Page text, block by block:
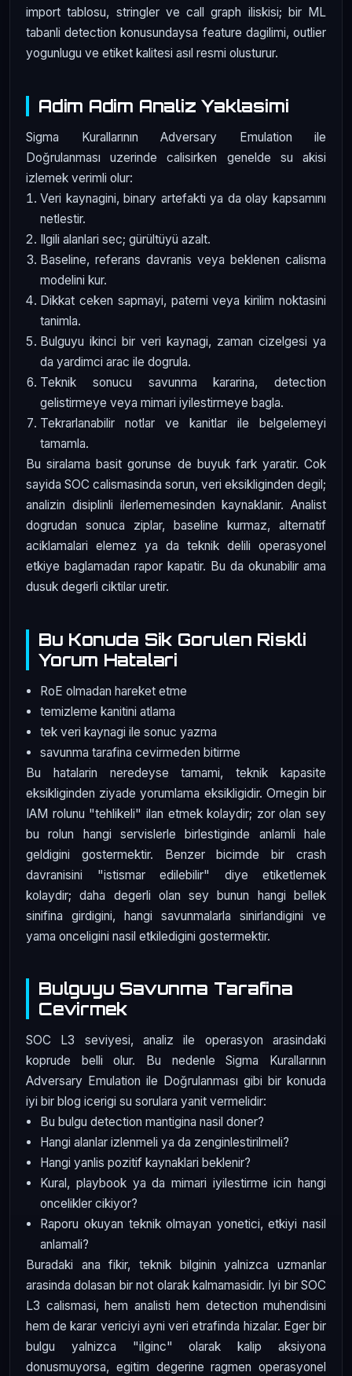
import tablosu, stringler ve call graph iliskisi; bir ML
tabanli detection konusundaysa feature dagilimi, outlier
yogunlugu ve etiket kalitesi asıl resmi olusturur.
Adim Adim Analiz Yaklasimi
Sigma Kurallarının Adversary Emulation ile
Doğrulanması uzerinde calisirken genelde su akisi
izlemek verimli olur:
Veri kaynagini, binary artefakti ya da olay kapsamını
netlestir.
Ilgili alanlari sec; gürültüyü azalt.
Baseline, referans davranis veya beklenen calisma
modelini kur.
Dikkat ceken sapmayi, paterni veya kirilim noktasini
tanimla.
Bulguyu ikinci bir veri kaynagi, zaman cizelgesi ya
da yardimci arac ile dogrula.
Teknik sonucu savunma kararina, detection
gelistirmeye veya mimari iyilestirmeye bagla.
Tekrarlanabilir notlar ve kanitlar ile belgelemeyi
tamamla.
Bu siralama basit gorunse de buyuk fark yaratir. Cok
sayida SOC calismasinda sorun, veri eksikliginden degil;
analizin disiplinli ilerlememesinden kaynaklanir. Analist
dogrudan sonuca ziplar, baseline kurmaz, alternatif
aciklamalari elemez ya da teknik delili operasyonel
etkiye baglamadan rapor kapatir. Bu da okunabilir ama
dusuk degerli ciktilar uretir.
Bu Konuda Sik Gorulen Riskli
Yorum Hatalari
RoE olmadan hareket etme
temizleme kanitini atlama
tek veri kaynagi ile sonuc yazma
savunma tarafina cevirmeden bitirme
Bu hatalarin neredeyse tamami, teknik kapasite
eksikliginden ziyade yorumlama eksikligidir. Ornegin bir
IAM rolunu "tehlikeli" ilan etmek kolaydir; zor olan sey
bu rolun hangi servislerle birlestiginde anlamli hale
geldigini gostermektir. Benzer bicimde bir crash
davranisini "istismar edilebilir" diye etiketlemek
kolaydir; daha degerli olan sey bunun hangi bellek
sinifina girdigini, hangi savunmalarla sinirlandigini ve
yama onceligini nasil etkiledigini gostermektir.
Bulguyu Savunma Tarafina
Cevirmek
SOC L3 seviyesi, analiz ile operasyon arasindaki
koprude belli olur. Bu nedenle Sigma Kurallarının
Adversary Emulation ile Doğrulanması gibi bir konuda
iyi bir blog icerigi su sorulara yanit vermelidir:
Bu bulgu detection mantigina nasil doner?
Hangi alanlar izlenmeli ya da zenginlestirilmeli?
Hangi yanlis pozitif kaynaklari beklenir?
Kural, playbook ya da mimari iyilestirme icin hangi
oncelikler cikiyor?
Raporu okuyan teknik olmayan yonetici, etkiyi nasil
anlamali?
Buradaki ana fikir, teknik bilginin yalnizca uzmanlar
arasinda dolasan bir not olarak kalmamasidir. Iyi bir SOC
L3 calismasi, hem analisti hem detection muhendisini
hem de karar vericiyi ayni veri etrafinda hizalar. Eger bir
bulgu yalnizca "ilginc" olarak kalip aksiyona
donusmuyorsa, egitim degerine ragmen operasyonel